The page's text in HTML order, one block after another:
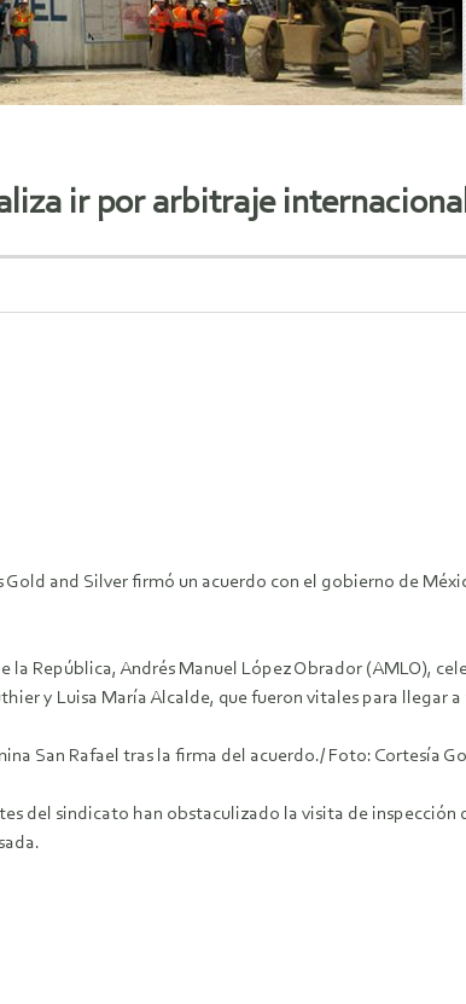
ir por arbitraje
Gold and Silver firmó un acuerdo con el gobierno de
la República, Andrés Manuel López Obrador (AMLO),
y Luisa María Alcalde, que fueron vitales para
San Rafael tras la firma del acuerdo./ Foto: Cortesía
del sindicato han obstaculizado la visita de